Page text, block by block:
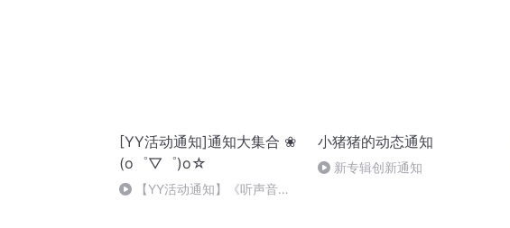
[YY活动通知]通知大集合 ❀
(o゜▽゜)o☆
【YY活动通知】《听声音的
小猪猪的动态通知
新专辑创新通知